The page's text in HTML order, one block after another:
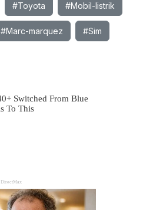
#Toyota #Mobil-listrik
#Marc-marquez #Sim